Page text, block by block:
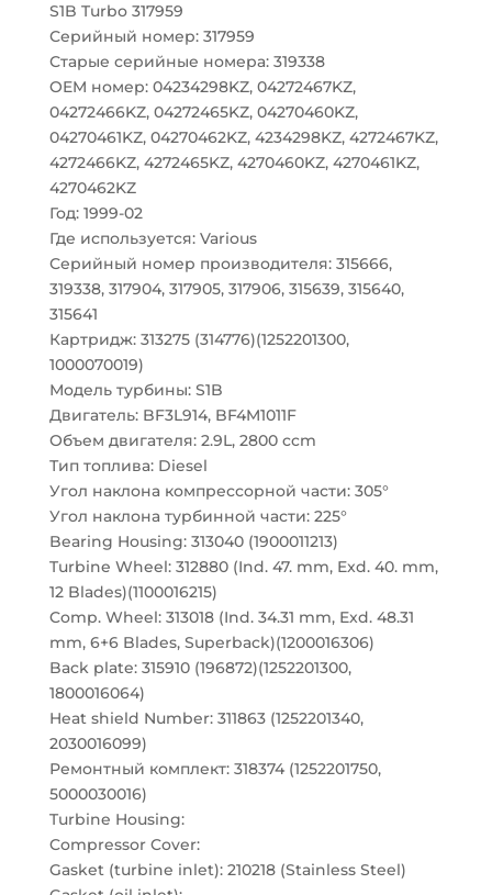
S1B Turbo 317959
Серийный номер: 317959
Старые серийные номера: 319338
OEM номер: 04234298KZ, 04272467KZ,
04272466KZ, 04272465KZ, 04270460KZ,
04270461KZ, 04270462KZ, 4234298KZ, 4272467KZ,
4272466KZ, 4272465KZ, 4270460KZ, 4270461KZ,
4270462KZ
Год: 1999-02
Где используется: Various
Серийный номер производителя: 315666,
319338, 317904, 317905, 317906, 315639, 315640,
315641
Картридж: 313275 (314776)(1252201300,
1000070019)
Модель турбины: S1B
Двигатель: BF3L914, BF4M1011F
Объем двигателя: 2.9L, 2800 ccm
Тип топлива: Diesel
Угол наклона компрессорной части: 305°
Угол наклона турбинной части: 225°
Bearing Housing: 313040 (1900011213)
Turbine Wheel: 312880 (Ind. 47. mm, Exd. 40. mm,
12 Blades)(1100016215)
Comp. Wheel: 313018 (Ind. 34.31 mm, Exd. 48.31
mm, 6+6 Blades, Superback)(1200016306)
Back plate: 315910 (196872)(1252201300,
1800016064)
Heat shield Number: 311863 (1252201340,
2030016099)
Ремонтный комплект: 318374 (1252201750,
5000030016)
Turbine Housing:
Compressor Cover:
Gasket (turbine inlet): 210218 (Stainless Steel)